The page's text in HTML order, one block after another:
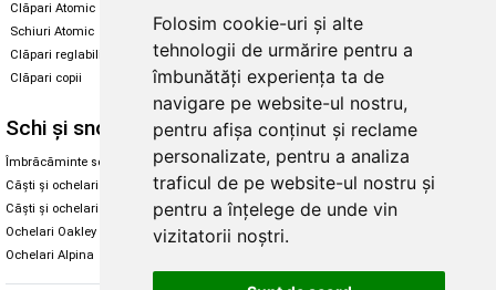
Folosim cookie-uri și alte
tehnologii de urmărire pentru a
îmbunătăți experiența ta de
navigare pe website-ul nostru,
pentru afișa conținut și reclame
personalizate, pentru a analiza
traficul de pe website-ul nostru și
pentru a înțelege de unde vin
vizitatorii noștri.
Clăpari Atomic
Schiuri Atomic
Clăpari reglabili
Clăpari copii
Skate & longboard
Enuff Skateboards
Schi și snowboard
Îmbrăcăminte schi și snowboard
Căști și ochelari de iarnă
Căști și ochelari Alpina
Ochelari Oakley
Ochelari Alpina
Diverse
Cum aleg rolele
Cum aleg ochelarii
Ochelari de soare Oakley
Ochelari de soare Alpina